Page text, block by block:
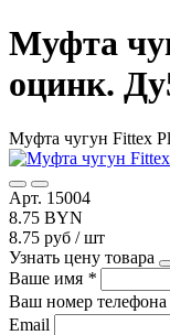
Муфта
оцинк.
Муфта чугун Fittex
Арт. 15004
8.75 BYN
8.75 руб / шт
Узнать цену товара
Ваше имя *
Ваш номер телефона
Email